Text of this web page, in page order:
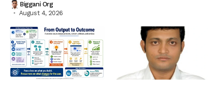
Biggani Org
August 4, 2026